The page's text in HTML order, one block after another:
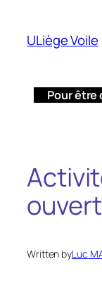
contenu
ULiège Voile
Pour être
Written byLuc